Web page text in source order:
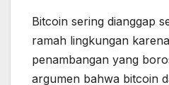
Bitcoin sering dianggap
ramah lingkungan
penambangan yang
argumen bahwa bitcoin